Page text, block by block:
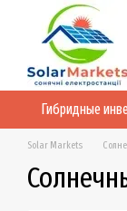
Перейти к основному
Гибридные
Solar Markets